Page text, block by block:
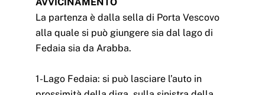
La partenza è dalla sella di Porta Vescovo
alla quale si può giungere sia dal lago di
Fedaia sia da Arabba.
1-Lago Fedaia: si può lasciare l’auto in